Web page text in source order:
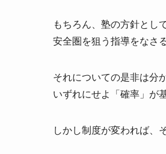
もちろん、塾の方針とし
安全圏を狙う指導をなさ
それについての是非は分
いずれにせよ「確率」が
しかし制度が変われば、